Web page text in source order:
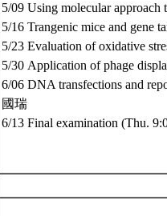
5/09 Using molecular approach
5/16 Trangenic mice and gene
5/23 Evaluation of oxidative
5/30 Application of phage
6/06 DNA transfections and
國瑞
6/13 Final examination (Thu.